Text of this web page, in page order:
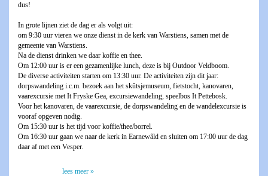
dus!
In grote lijnen ziet de dag er als volgt uit:
om 9:30 uur vieren we onze dienst in de kerk van Warstiens, samen met de
gemeente van Warstiens.
Na de dienst drinken we daar koffie en thee.
Om 12:00 uur is er een gezamenlijke lunch, deze is bij Outdoor Veldboom.
De diverse activiteiten starten om 13:30 uur. De activiteiten zijn dit jaar:
dorpswandeling i.c.m. bezoek aan het skûtsjemuseum, fietstocht, kanovaren,
vaarexcursie met It Fryske Gea, excursiewandeling, speelbos It Pettebosk.
Voor het kanovaren, de vaarexcursie, de dorpswandeling en de wandelexcursie is
vooraf opgeven nodig.
Om 15:30 uur is het tijd voor koffie/thee/borrel.
Om 16:30 uur gaan we naar de kerk in Earnewâld en sluiten om 17:00 uur de dag
daar af met een Vesper.
lees meer »